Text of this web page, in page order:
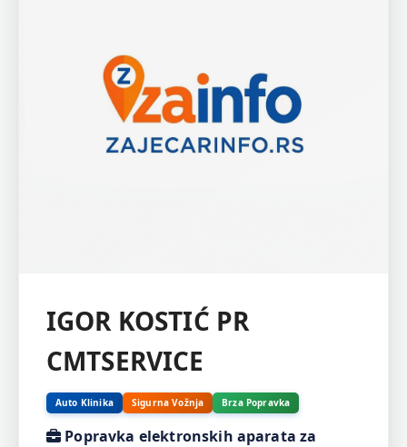
IGOR KOSTIĆ PR
CMTSERVICE
Auto Klinika Sigurna Vožnja Brza Popravka
Popravka elektronskih aparata za